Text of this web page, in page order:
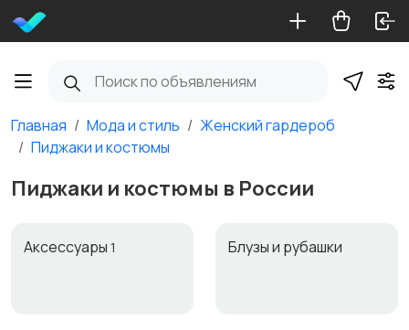
Главная Мода и стиль
Женский гардероб
Пиджаки и костюмы
Пиджаки и костюмы в России
Аксессуары 1 Блузы и рубашки